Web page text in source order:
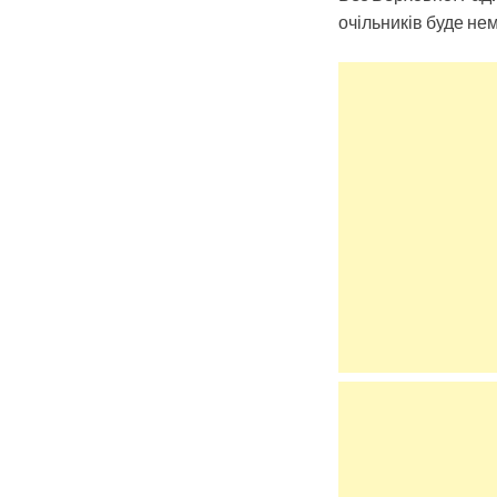
очільників буде